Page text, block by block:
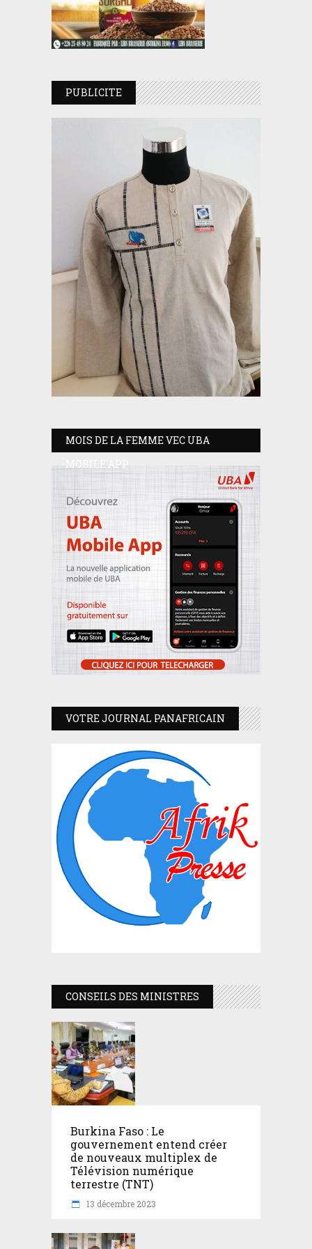
PUBLICITE
MOIS DE LA FEMME VEC UBA
MOBILE APP
VOTRE JOURNAL PANAFRICAIN
CONSEILS DES MINISTRES
Burkina Faso : Le
gouvernement entend créer
de nouveaux multiplex de
Télévision numérique
terrestre (TNT)
13 décembre 2023